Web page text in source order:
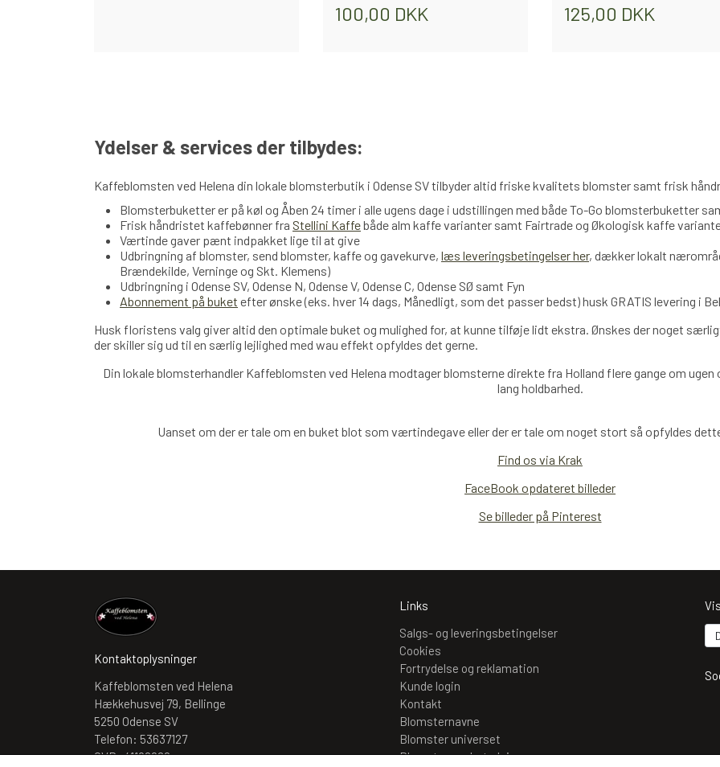
100,00 DKK 125,00 DKK
Ydelser & services der tilbydes:
Kaffeblomsten ved Helena din lokale blomsterbutik i Odense SV tilbyder altid friske kvalitets blomster samt frisk
Blomsterbuketter er på køl og Åben 24 timer i alle ugens dage i udstillingen med både To-Go blomsterbuketter
Frisk håndristet kaffebønner fra Stellini Kaffebåde alm kaffe varianter samt Fairtrade og Økologisk kaffe
Værtinde gaver pænt indpakket lige til at give
Udbringning af blomster, send blomster, kaffe og gavekurve, læs leveringsbetingelser her, dækker lokalt
Brændekilde, Verninge og Skt. Klemens)
Udbringning i Odense SV, Odense N, Odense V, Odense C, Odense SØ samt Fyn
Abonnement på buket efter ønske (eks. hver 14 dags, Månedligt, som det passer bedst) husk GRATIS levering i
Husk floristens valg giver altid den optimale buket og mulighed for, at kunne tilføje lidt ekstra. Ønskes der noget
der skiller sig ud til en særlig lejlighed med wau effekt opfyldes det gerne.
Din lokale blomsterhandler Kaffeblomsten ved Helena modtager blomsterne direkte fra Holland fleregange om ugen
lang holdbarhed.
Uanset om der er tale om en buket blot som værtindegave eller der er tale om noget stort så opfyldes
Find os via Krak
FaceBook opdateret billeder
Se billeder på Pinterest
Kontaktoplysninger
Kaffeblomsten ved Helena
Hækkehusvej 79, Bellinge
5250 Odense SV
Telefon: 53637127
CVR: 41192062
Links
Salgs- og leveringsbetingelser
Cookies
Fortrydelse og reklamation
Kunde login
Kontakt
Blomsternavne
Blomster universet
Blomsternes betydning